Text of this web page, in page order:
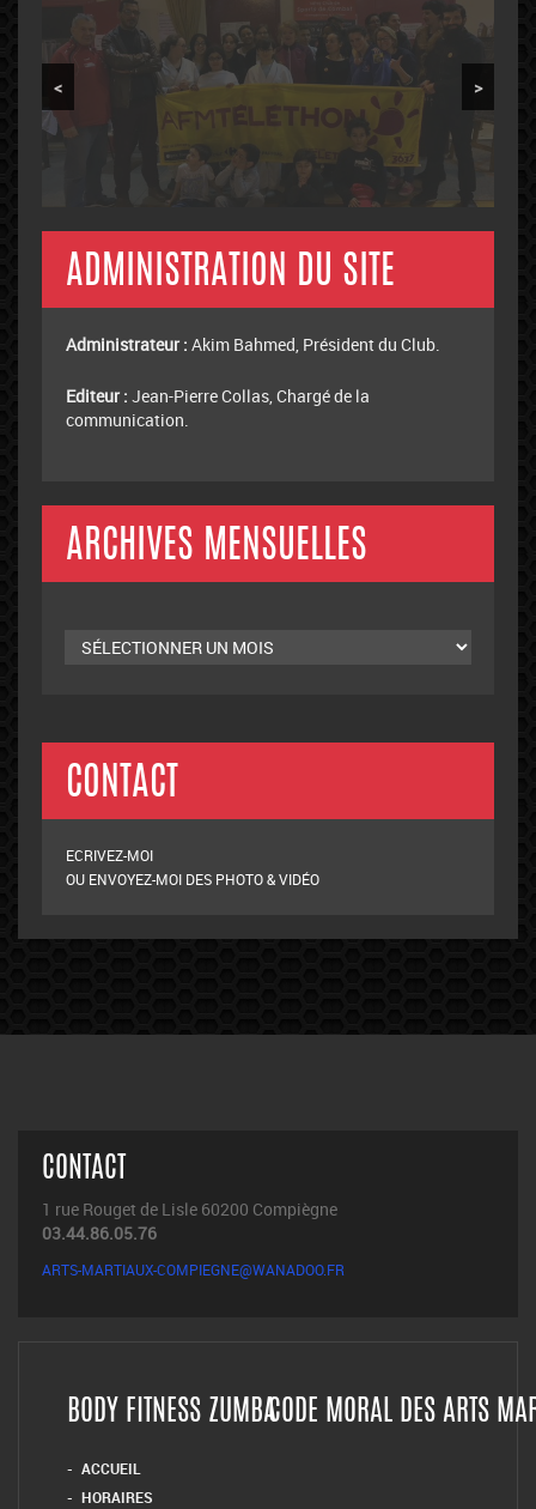
< >
ADMINISTRATION DU SITE
Administrateur : Akim Bahmed, Président du Club.
Editeur : Jean-Pierre Collas, Chargé de la
communication.
ARCHIVES MENSUELLES
CONTACT
ECRIVEZ-MOI
OU ENVOYEZ-MOI DES PHOTO & VIDÉO
CONTACT
1 rue Rouget de Lisle 60200 Compiègne
03.44.86.05.76
ARTS-MARTIAUX-COMPIEGNE@WANADOO.FR
BODY FITNESS ZUMBA
ACCUEIL
HORAIRES
CODE MORAL DES ARTS